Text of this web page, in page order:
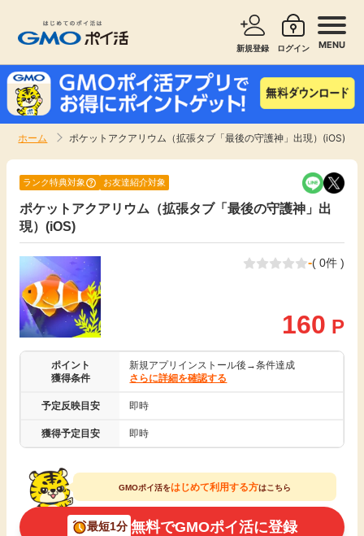
新規登録 ログイン MENU
ホーム ポケットアクアリウム（拡張タブ「最後の守護神」出現）(iOS)
新着
無料
即日還元
アンケート
ゲーム
買い物
サービスで探す ショッピングで探す
無料サービス
エンタメ
クレジットカード
引っ越し
買取・査定
学び
進学・教育
ランク特典対象 お友達紹介対象
ポケットアクアリウム（拡張タブ「最後の守護神」出
現）(iOS)
-( 0件 )
160 P
ポイント
獲得条件
新規アプリインストール後→条件達成
さらに詳細を確認する
予定反映目安 即時
獲得予定目安 即時
GMOポイ活をはじめて利用する方はこちら
最短1分 無料でGMOポイ活に登録